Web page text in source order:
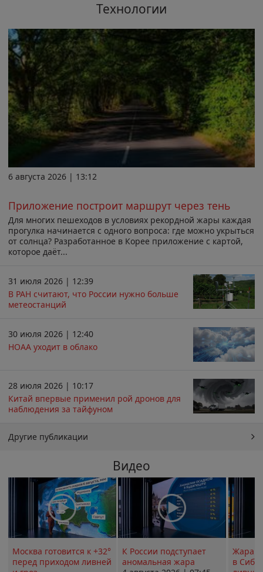
Технологии
6 августа 2026 | 13:12
Приложение построит маршрут через тень
Для многих пешеходов в условиях рекордной жары каждая
прогулка начинается с одного вопроса: где можно укрыться
от солнца? Разработанное в Корее приложение с картой,
которое даёт...
31 июля 2026 | 12:39
В РАН считают, что России нужно больше
метеостанций
30 июля 2026 | 12:40
НОАА уходит в облако
28 июля 2026 | 10:17
Китай впервые применил рой дронов для
наблюдения за тайфуном
Другие публикации
Видео
Москва готовится к +32°
перед приходом ливней
К России подступает
аномальная жара
Жара в
в